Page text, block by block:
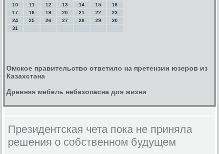
10
11 12 13 14 15
16
17
18 19 20 21 22
23
24
25 26 27 28 29
30
31
Омское правительство ответило на претензии юзеров из
Казахстана
Древняя мебель небезопасна для жизни
Президентская чета пока не приняла
решения о собственном будущем